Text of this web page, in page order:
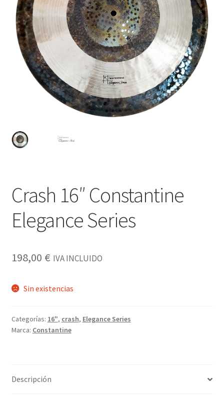
Privacy Policy
Products
Crash 16″ Constantine
Elegance Series
198,00 € IVA INCLUIDO
Sin existencias
Categorías: 16", crash, Elegance Series
Marca: Constantine
Descripción